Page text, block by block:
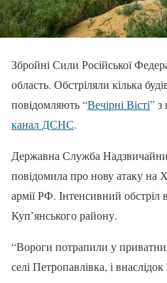
Збройні Сили Російської
область. Обстріляли кілька
повідомляють “Вечірні Вісті” з
канал ДСНС.
Державна Служба
повідомила про нову атаку на
армії РФ. Інтенсивний обстріл
Куп’янського району.
“Вороги потрапили у
селі Петропавлівка, і